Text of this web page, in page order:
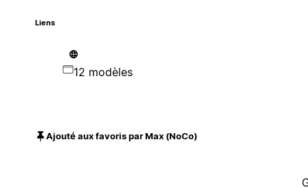
Liens
12 modèles
Ajouté aux favoris par Max (NoCo)